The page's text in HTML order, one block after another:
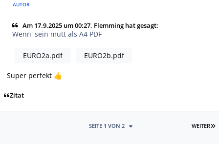
AUTOR
Am 17.9.2025 um 00:27, Flemming hat gesagt:
Wenn' sein mutt als A4 PDF
EURO2a.pdf EURO2b.pdf
Super perfekt 👍
Zitat
WEITER
SEITE 1 VON 2